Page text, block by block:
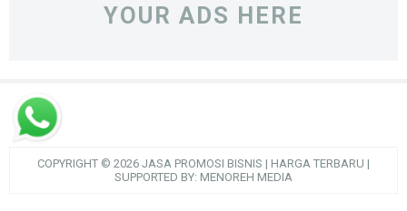
YOUR ADS HERE
COPYRIGHT © 2026 JASA PROMOSI BISNIS | HARGA TERBARU |
SUPPORTED BY: MENOREH MEDIA